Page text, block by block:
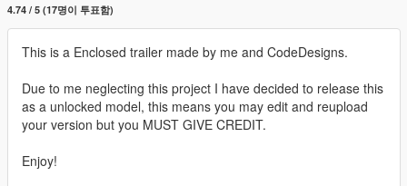
4.74 / 5 (17명이 투표함)
This is a Enclosed trailer made by me and CodeDesigns.
Due to me neglecting this project I have decided to release this
as a unlocked model, this means you may edit and reupload
your version but you MUST GIVE CREDIT.
Enjoy!